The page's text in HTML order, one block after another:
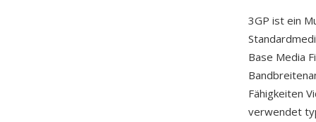
3GP ist ein
Base Media
Fähigkeiten
verwendet